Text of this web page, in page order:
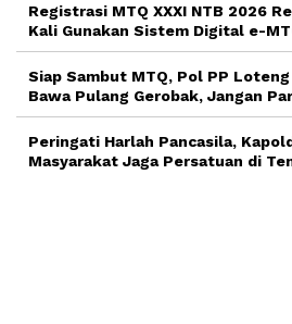
Registrasi MTQ XXXI NTB 2026
Kali Gunakan Sistem Digital e-
Siap Sambut MTQ, Pol PP
Bawa Pulang Gerobak, Jangan
Peringati Harlah Pancasila,
Masyarakat Jaga Persatuan di